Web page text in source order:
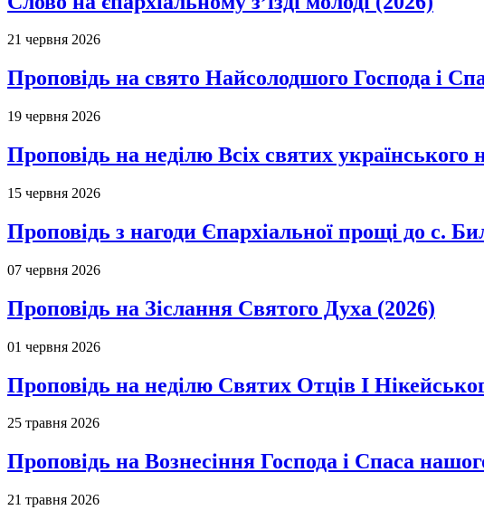
21 червня 2026
Проповідь на свято Найсолодшого Господа і
19 червня 2026
Проповідь на неділю Всіх святих українського
15 червня 2026
Проповідь з нагоди Єпархіальної прощі до с.
07 червня 2026
Проповідь на Зіслання Святого Духа (2026)
01 червня 2026
Проповідь на неділю Святих Отців І
25 травня 2026
Проповідь на Вознесіння Господа і Спаса
21 травня 2026